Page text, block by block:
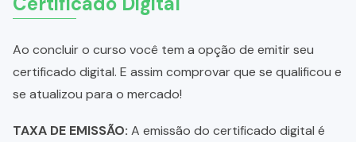
Ao concluir o curso você tem a opção de emitir seu
certificado digital. E assim comprovar que se qualificou e
se atualizou para o mercado!
TAXA DE EMISSÃO: A emissão do certificado digital é